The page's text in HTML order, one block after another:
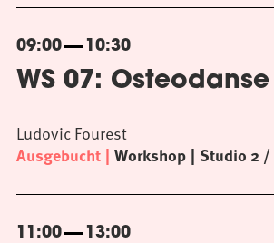
09:00 10:30
WS 07: Osteodanse
Ausgebucht Workshop Studio 2
Ludovic Fourest
11:00 13:00